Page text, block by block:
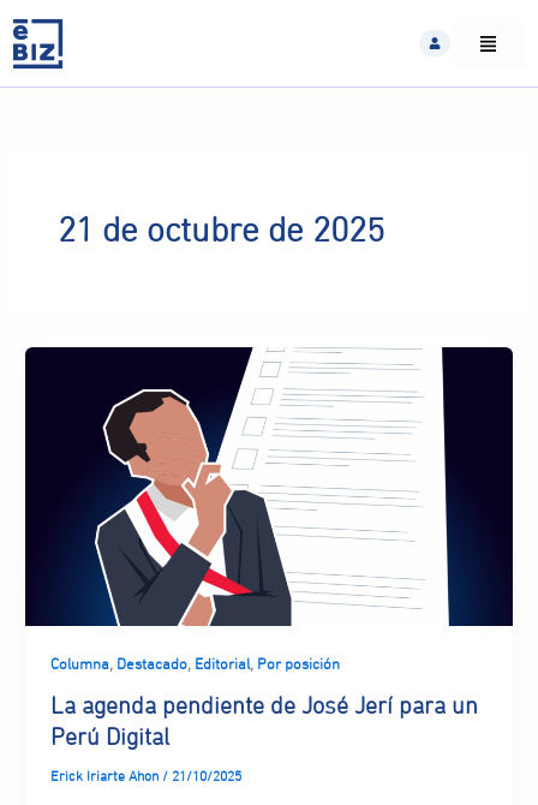
content
21 de octubre de 2025
Columna, Destacado, Editorial, Por posición
La agenda pendiente de José Jerí para un
Perú Digital
Erick Iriarte Ahon / 21/10/2025